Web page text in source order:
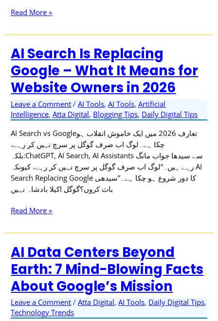
Read More »
AI Search Is Replacing
Google – What It Means for
Website Owners in 2026
Leave a Comment /AI Tools,AI Tools,Artificial
Intelligence,Atta Digital, Blogging Tips, Daily Digital Tips
AI Search vs Googleتعارف 2026 میں ایک خاموش انقلاب ہو
چکا ہے۔لوگ اب صرف گوگل پر سرچ نہیں کر رہے،
بلکہ:ChatGPT, AI Search, AI Assistants سے سیدھا جواب مانگ
رہے ہیں۔“لوگ اب صرف گوگل پر سرچ نہیں کر رہے، کیونکہ AI
Search Replacing Google کا دور شروع ہو چکا ہے۔”سیدھی
بات کروں؟گوگل اکیلا بادشاہ نہیں
AI
Search
Is
Replacing
Google
–
What
It
for
Website
Owners
2026
Read More »
AI Data Centers Beyond
Earth: 7 Mind-Blowing Facts
About Google’s Mission
Leave a Comment /Atta Digital,AI Tools, Daily Digital Tips,
Technology Trends
AI
Data
Centers
Beyond
Earth:
7
Mind-